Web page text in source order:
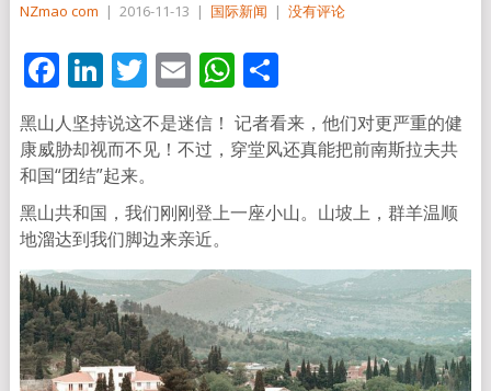
NZmao com | 2016-11-13 | 国际新闻 | 没有评论
Facebook
LinkedIn
Twitter
EmailWhatsApp
分
享
黑山人坚持说这不是迷信！ 记者看来，他们对更严重的健
康威胁却视而不见！不过，穿堂风还真能把前南斯拉夫共
和国“团结”起来。
黑山共和国，我们刚刚登上一座小山。山坡上，群羊温顺
地溜达到我们脚边来亲近。